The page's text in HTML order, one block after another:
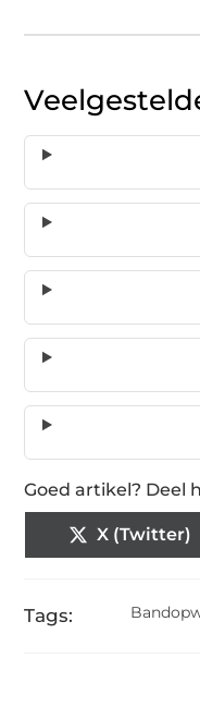
Goed artikel? Deel
X (Twitter)
Tags: